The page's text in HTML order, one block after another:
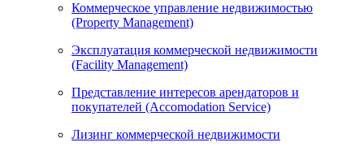
Коммерческое управление недвижимостью
(Property Management)
Эксплуатация коммерческой недвижимости
(Facility Management)
Представление интересов арендаторов и
покупателей (Accomodation Service)
Лизинг коммерческой недвижимости